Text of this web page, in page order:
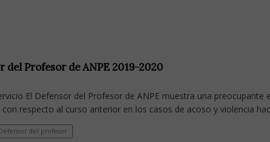
Profesor de ANPE 2019-2020
El Defensor del Profesor de ANPE muestra una preocupante
respecto al curso anterior en los casos de acoso y violencia
del profesor